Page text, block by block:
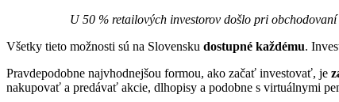
U 50 % retailových investorov došlo pri
Všetky tieto možnosti sú na Slovensku dostupné každému.
Pravdepodobne najvhodnejšou formou, ako začať investovať, je
nakupovať a predávať akcie, dlhopisy a podobne s virtuálnymi